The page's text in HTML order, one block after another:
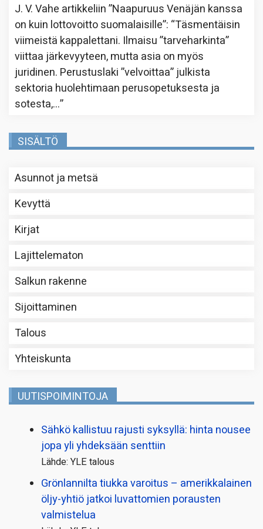
J. V. Vahe artikkeliin”Naapuruus Venäjän kanssa
on kuin lottovoitto suomalaisille”: “Täsmentäisin
viimeistä kappalettani. Ilmaisu ”tarveharkinta”
viittaa järkevyyteen, mutta asia on myös
juridinen. Perustuslaki ”velvoittaa” julkista
sektoria huolehtimaan perusopetuksesta ja
sotesta,…”
SISÄLTÖ
Asunnot ja metsä
Kevyttä
Kirjat
Lajittelematon
Salkun rakenne
Sijoittaminen
Talous
Yhteiskunta
UUTISPOIMINTOJA
Sähkö kallistuu rajusti syksyllä: hinta nousee
jopa yli yhdeksään senttiin
Lähde: YLE talous
Grönlannilta tiukka varoitus – amerikkalainen
öljy-yhtiö jatkoi luvattomien porausten
valmistelua